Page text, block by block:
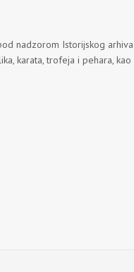
nadzorom Istorijskog
karata, trofeja i pehara,